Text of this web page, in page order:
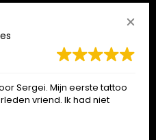
10:00 – 17:00
Sergei. Mijn eerste tattoo
vriend. Ik had niet